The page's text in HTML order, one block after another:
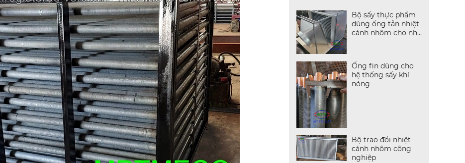
Bộ sấy thực phẩm
dùng ống tản nhiệt
cánh nhôm cho nhà
Ống fin dùng cho
hệ thống sấy khí
nóng
Bộ trao đổi nhiệt
cánh nhôm công
nghiệp